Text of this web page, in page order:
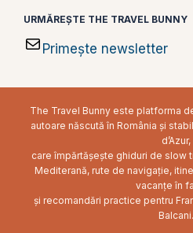
URMĂREȘTE THE TRAVEL BUNNY
Primește newsletter
The Travel Bunny este platforma
autoare născută în România și
d’Azur,
care împărtășește ghiduri de slow
Mediterană, rute de navigație,
vacanțe în
și recomandări practice pentru
Balcani.